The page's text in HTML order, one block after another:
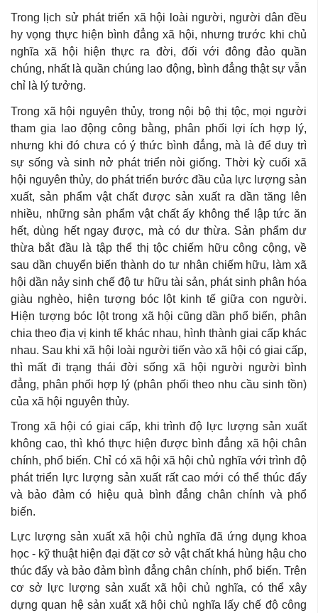
Trong lịch sử phát triển xã hội loài người, người dân đều
hy vọng thực hiện bình đẳng xã hội, nhưng trước khi chủ
nghĩa xã hội hiện thực ra đời, đối với đông đảo quần
chúng, nhất là quần chúng lao động, bình đẳng thật sự vẫn
chỉ là lý tưởng.
Trong xã hội nguyên thủy, trong nội bộ thị tộc, mọi người
tham gia lao động công bằng, phân phối lợi ích hợp lý,
nhưng khi đó chưa có ý thức bình đẳng, mà là để duy trì
sự sống và sinh nở phát triển nòi giống. Thời kỳ cuối xã
hội nguyên thủy, do phát triển bước đầu của lực lượng sản
xuất, sản phẩm vật chất được sản xuất ra dần tăng lên
nhiều, những sản phẩm vật chất ấy không thể lập tức ăn
hết, dùng hết ngay được, mà có dư thừa. Sản phẩm dư
thừa bắt đầu là tập thể thị tộc chiếm hữu công cộng, về
sau dần chuyển biến thành do tư nhân chiếm hữu, làm xã
hội dần nảy sinh chế độ tư hữu tài sản, phát sinh phân hóa
giàu nghèo, hiện tượng bóc lột kinh tế giữa con người.
Hiện tượng bóc lột trong xã hội cũng dần phổ biến, phân
chia theo địa vị kinh tế khác nhau, hình thành giai cấp khác
nhau. Sau khi xã hội loài người tiến vào xã hội có giai cấp,
thì mất đi trạng thái đời sống xã hội người người bình
đẳng, phân phối hợp lý (phân phối theo nhu cầu sinh tồn)
của xã hội nguyên thủy.
Trong xã hội có giai cấp, khi trình độ lực lượng sản xuất
không cao, thì khó thực hiện được bình đẳng xã hội chân
chính, phổ biến. Chỉ có xã hội xã hội chủ nghĩa với trình độ
phát triển lực lượng sản xuất rất cao mới có thể thúc đẩy
và bảo đảm có hiệu quả bình đẳng chân chính và phổ
biến.
Lực lượng sản xuất xã hội chủ nghĩa đã ứng dụng khoa
học - kỹ thuật hiện đại đặt cơ sở vật chất khá hùng hậu cho
thúc đẩy và bảo đảm bình đẳng chân chính, phổ biến. Trên
cơ sở lực lượng sản xuất xã hội chủ nghĩa, có thể xây
dựng quan hệ sản xuất xã hội chủ nghĩa lấy chế độ công